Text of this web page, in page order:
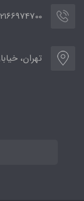
02166403535
تهران،